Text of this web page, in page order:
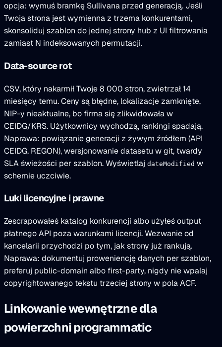
opcja: wymuś bramkę Sullivana przed generacją. Jeśli
Twoja strona jest wymienna z trzema konkurentami,
skonsoliduj szablon do jednej strony hub z UI filtrowania
zamiast N indeksowanych permutacji.
Data-source rot
CSV, który nakarmił Twoje 8 000 stron, zwietrzał 14
miesięcy temu. Ceny są błędne, lokalizacje zamknięte,
NIP-y nieaktualne, bo firma się zlikwidowała w
CEIDG/KRS. Użytkownicy wychodzą, rankingi spadają.
Naprawa: powiązanie generacji z żywym źródłem (API
CEIDG, REGON), wersjonowanie datasetu w git, twardy
SLA świeżości per szablon. Wyświetlaj dateModified w
schemie uczciwie.
Luki licencyjne i prawne
Zescrapowałeś katalog konkurencji albo użyłeś output
płatnego API poza warunkami licencji. Wezwanie od
kancelarii przychodzi po tym, jak strony już rankują.
Naprawa: dokumentuj proweniencję danych per szablon,
preferuj public-domain albo first-party, nigdy nie wpalaj
copyrightowanego tekstu trzeciej strony w pola ACF.
Linkowanie wewnętrzne dla
powierzchni programmatic